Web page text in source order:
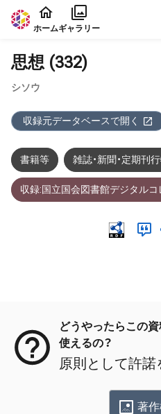
本文に飛ぶ
ホームギャラリー
思想 (332)
シソウ
収録元データベースで開く
書籍等 雑誌・新聞・定期刊
収録:国立国会図書館デジタルコ
どうやったらこの
使えるの？
原則として許
著作